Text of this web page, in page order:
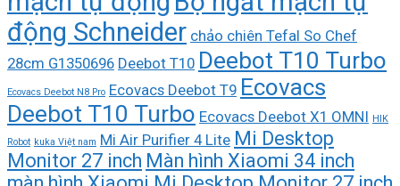
động Schneider chảo chiên Tefal So Chef
28cm G1350696 Deebot T10 Deebot T10 Turbo
Ecovacs Deebot N8 Pro Ecovacs Deebot T9 Ecovacs
Deebot T10 Turbo Ecovacs Deebot X1 OMNI HIK
Robot kuka Việt nam Mi Air Purifier 4 Lite Mi Desktop
Monitor 27 inch Màn hình Xiaomi 34 inch